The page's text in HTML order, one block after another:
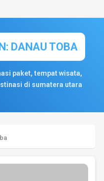
DANAU TOBA
paket, tempat wisata,
di sumatera utara